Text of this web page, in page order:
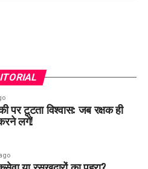
पर टूटता विश्वास: जब रक्षक ही
लगें!